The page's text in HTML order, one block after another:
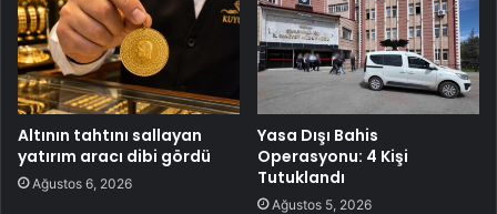
Altının tahtını sallayan
yatırım aracı dibi gördü
Ağustos 6, 2026
Yasa Dışı Bahis
Operasyonu: 4 Kişi
Tutuklandı
Ağustos 5, 2026